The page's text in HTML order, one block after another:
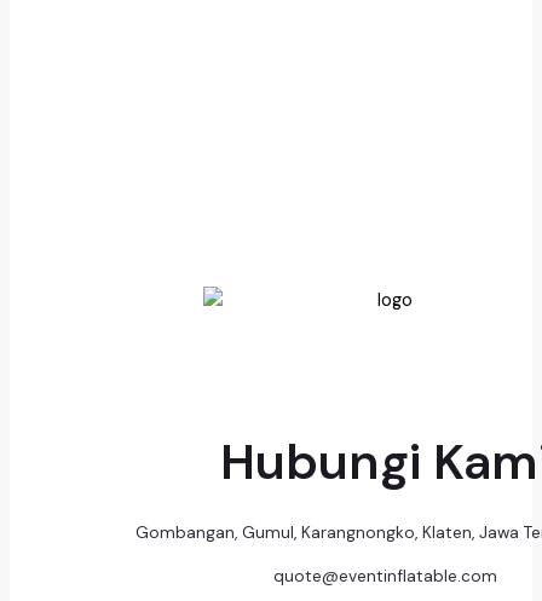
Hubungi
Gombangan, Gumul, Karangnongko, Klaten, Jawa
quote@eventinflatable.com